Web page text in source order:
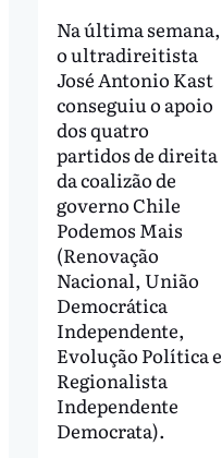
Na última semana,
o ultradireitista
José Antonio Kast
conseguiu o apoio
dos quatro
partidos de direita
da coalizão de
governo Chile
Podemos Mais
(Renovação
Nacional, União
Democrática
Independente,
Evolução Política e
Regionalista
Independente
Democrata).